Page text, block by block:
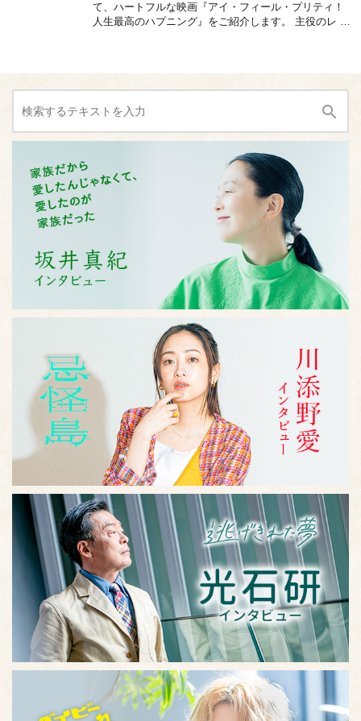
て、ハートフルな映画『アイ・フィール・プリティ！
人生最高のハプニング』をご紹介します。 主役のレ …